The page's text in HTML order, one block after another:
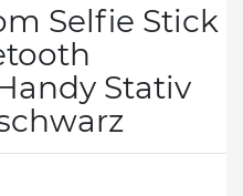
Selfie Stick
Stativ